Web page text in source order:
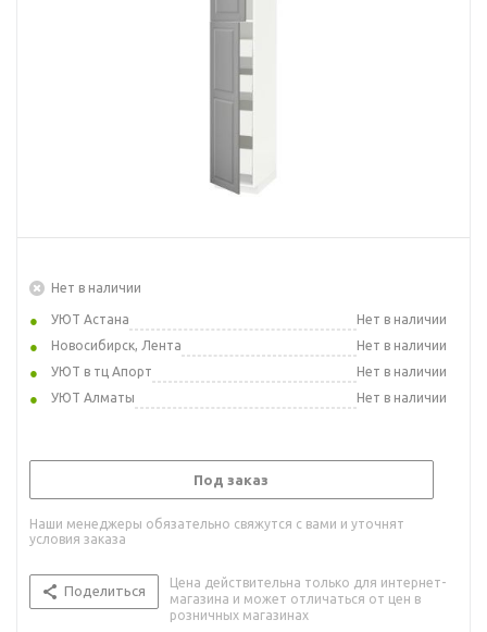
Нет в наличии
УЮТ Астана
Нет в наличии
Новосибирск, Лента
Нет в наличии
УЮТ в тц Апорт
Нет в наличии
УЮТ Алматы
Нет в наличии
Под заказ
Наши менеджеры обязательно свяжутся с вами и уточнят
условия заказа
Поделиться
Цена действительна только для интернет-
магазина и может отличаться от цен в
розничных магазинах